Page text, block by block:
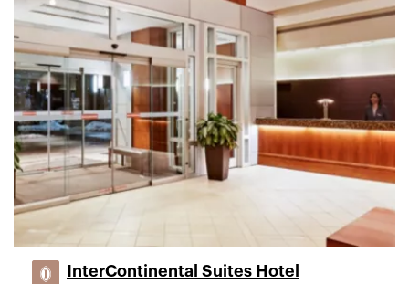
InterContinental Suites Hotel